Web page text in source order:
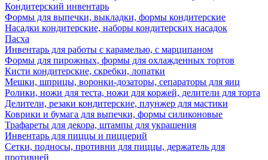
Кондитерский инвентарь
Формы для выпечки, выкладки, формы кондитерские
Насадки кондитерские, наборы кондитерских насадок
Пасха
Инвентарь для работы с карамелью, с марципаном
Формы для пирожных, формы для охлажденных тортов
Кисти кондитерские, скребки, лопатки
Мешки, шприцы, воронки-дозаторы, сепараторы для яиц
Ролики, ножи для теста, ножи для коржей, делители для торта
Делители, резаки кондитерские, плунжер для мастики
Коврики и бумага для выпечки, формы силиконовые
Трафареты для декора, штампы для украшения
Инвентарь для пиццы и пиццерий
Сетки, подносы, противни для пиццы, держатель для
противней